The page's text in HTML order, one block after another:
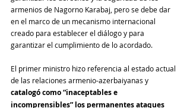
armenios de Nagorno Karabaj, pero se debe dar
en el marco de un mecanismo internacional
creado para establecer el diálogo y para
garantizar el cumplimiento de lo acordado.
El primer ministro hizo referencia al estado actual
de las relaciones armenio-azerbaiyanas y
catalogó como “inaceptables e
incomprensibles” los permanentes ataques